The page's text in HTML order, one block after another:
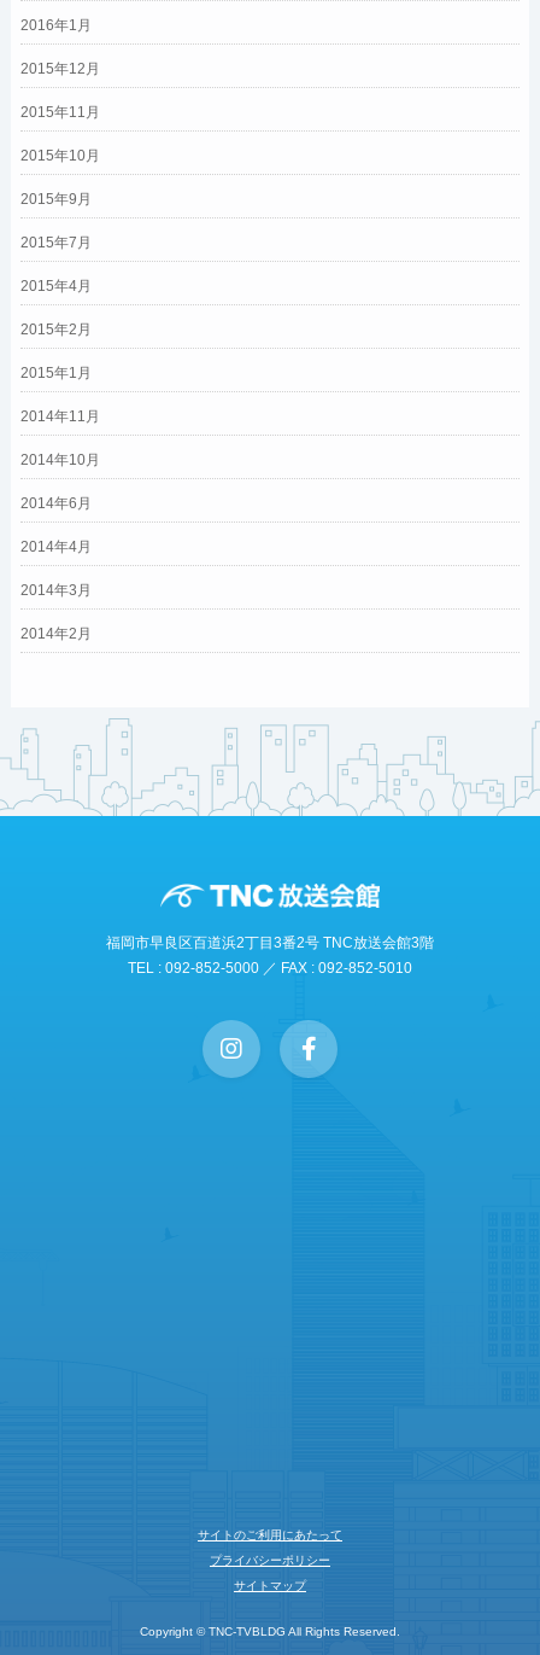
2016年1月
2015年12月
2015年11月
2015年10月
2015年9月
2015年7月
2015年4月
2015年2月
2015年1月
2014年11月
2014年10月
2014年6月
2014年4月
2014年3月
2014年2月
福岡市早良区百道浜2丁目3番2号 TNC放送会館3階
TEL : 092-852-5000 ／ FAX : 092-852-5010
サイトのご利用にあたって
プライバシーポリシー
サイトマップ
Copyright © TNC-TVBLDG All Rights Reserved.